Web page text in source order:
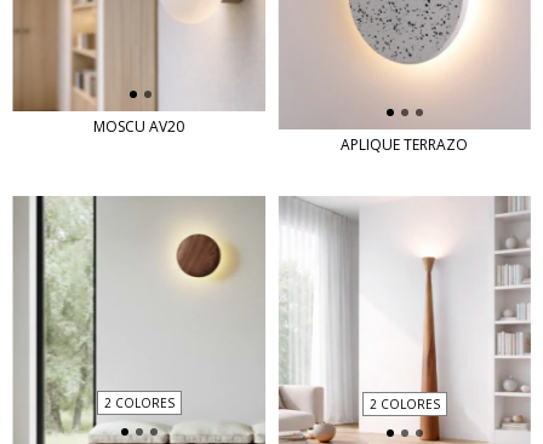
MOSCU AV20
APLIQUE TERRAZO
2 COLORES 2 COLORES